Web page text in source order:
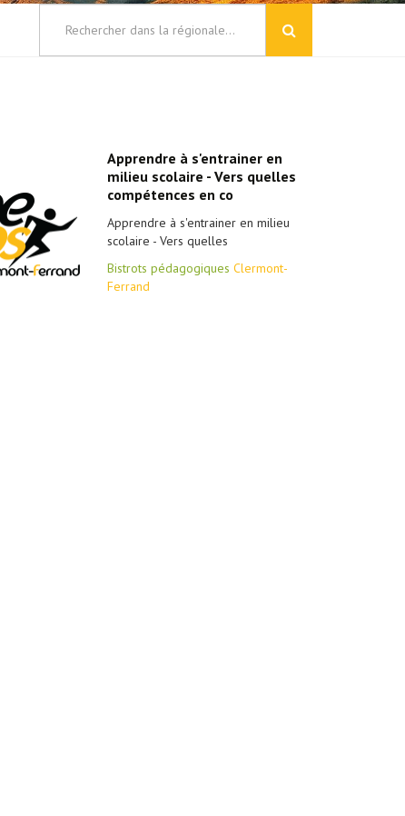
Apprendre à s'entrainer en
milieu scolaire - Vers quelles
compétences en co
Apprendre à s'entrainer en milieu
scolaire - Vers quelles
Bistrots pédagogiques Clermont-
Ferrand